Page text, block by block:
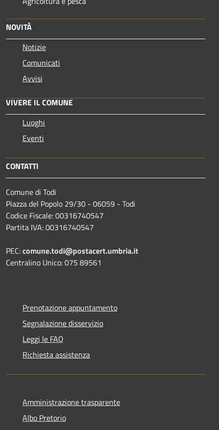
NOVITÀ
Notizie
Comunicati
Avvisi
VIVERE IL COMUNE
Luoghi
Eventi
CONTATTI
Comune di Todi
Piazza del Popolo 29/30 - 06059 - Todi
Codice Fiscale: 00316740547
Partita IVA: 00316740547
PEC:comune.todi@postacert.umbria.it
Centralino Unico: 075 89561
Prenotazione appuntamento
Segnalazione disservizio
Leggi le FAQ
Richiesta assistenza
Amministrazione trasparente
Albo Pretorio